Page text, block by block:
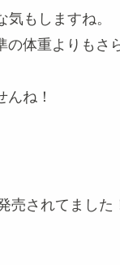
もしますね。
体重よりもさ
ね！
売されてました